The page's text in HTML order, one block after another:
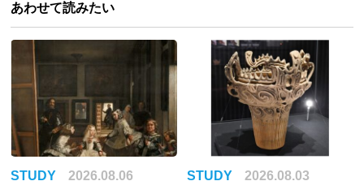
あわせて読みたい
STUDY 2026.08.06 STUDY 2026.08.03